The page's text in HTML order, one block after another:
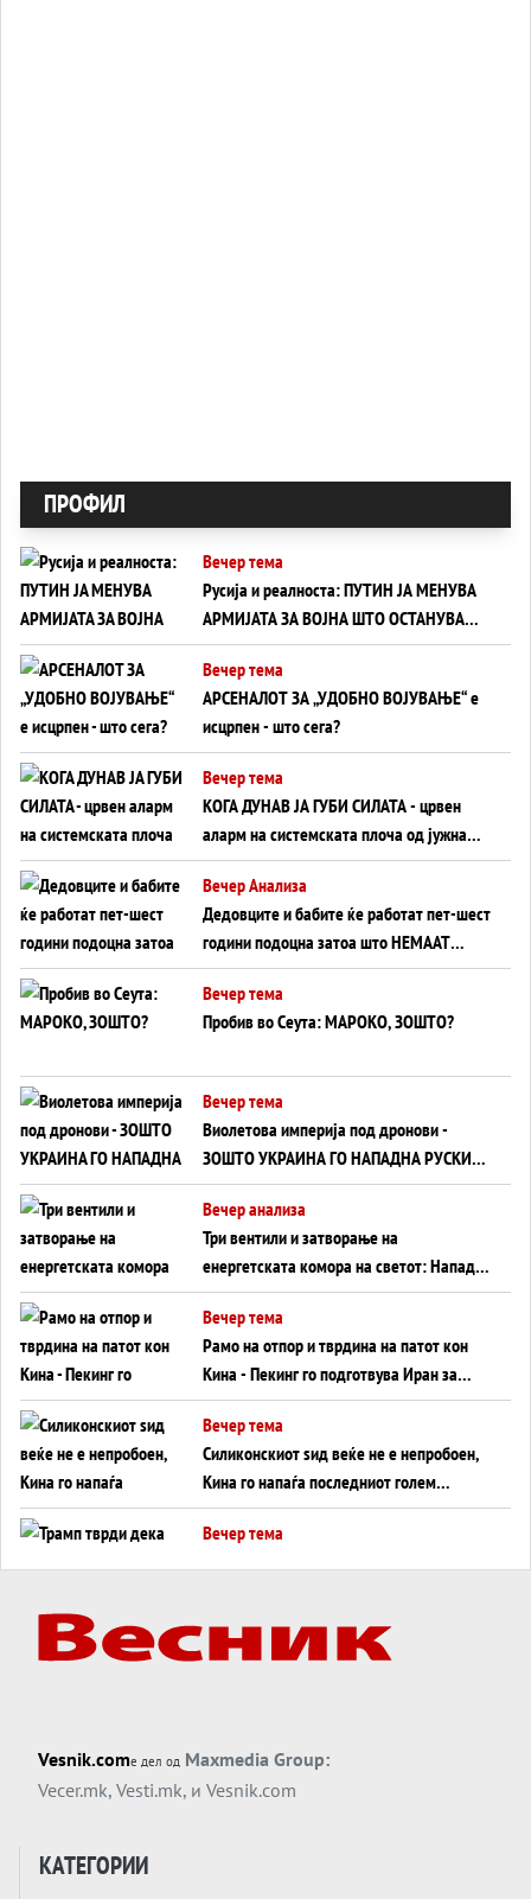
ПРОФИЛ
Вечер тема
Русија и реалноста: ПУТИН ЈА МЕНУВА
АРМИЈАТА ЗА ВОЈНА ШТО ОСТАНУВА
БЕЗ ФРОНТ
Вечер тема
АРСЕНАЛОТ ЗА „УДОБНО ВОЈУВАЊЕ“ е
исцрпен - што сега?
Вечер тема
КОГА ДУНАВ ЈА ГУБИ СИЛАТА - црвен
аларм на системската плоча од јужна
Германија до Црното Море...
Вечер Анализа
Дедовците и бабите ќе работат пет-шест
години подоцна затоа што НЕМААТ
ВНУЦИ ДА ГИ ЗАМЕНАТ
Вечер тема
Пробив во Сеута: МАРОКО, ЗОШТО?
Вечер тема
Виолетова империја под дронови -
ЗОШТО УКРАИНА ГО НАПАДНА РУСКИОТ
WILDBERRIES
Вечер анализа
Три вентили и затворање на
енергетската комора на светот: Нападот
во Суец најавува глобален енергетски
инфаркт?
Вечер тема
Рамо на отпор и тврдина на патот кон
Кина - Пекинг го подготвува Иран за
американска копнена инвазија
Вечер тема
Силиконскиот ѕид веќе не е непробоен,
Кина го напаѓа последниот голем
монопол на Западот?
Вечер тема
Вечер тема
ДЛАБОКО УДОЛУ: Сметководствените
Вечер тема
АТОМСКО ДОМИНО НА БЛИСКИОТ
ИСТОК
Vesnik.comе дел од Maxmedia Group:
Vecer.mk, Vesti.mk, и Vesnik.com
КАТЕГОРИИ